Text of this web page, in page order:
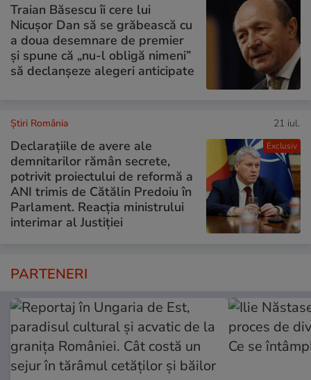
Traian Băsescu îi cere lui
Nicușor Dan să se grăbească cu
a doua desemnare de premier
și spune că „nu-l obligă nimeni”
să declanșeze alegeri anticipate
Exclusiv
Știri România 21 iul.
Declarațiile de avere ale
demnitarilor rămân secrete,
potrivit proiectului de reformă a
ANI trimis de Cătălin Predoiu în
Parlament. Reacția ministrului
interimar al Justiției
PARTENERI